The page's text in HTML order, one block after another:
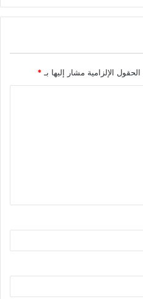
الحقول الإلزامية مشار إليها بـ *